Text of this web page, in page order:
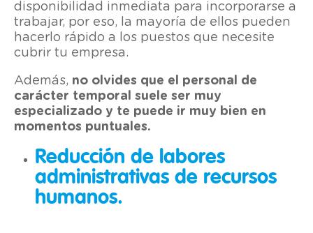
disponibilidad inmediata para incorporarse a
trabajar, por eso, la mayoría de ellos pueden
hacerlo rápido a los puestos que necesite
cubrir tu empresa.
Además, no olvides que el personal de
carácter temporal suele ser muy
especializado y te puede ir muy bien en
momentos puntuales.
Reducción de labores
administrativas de recursos
humanos.